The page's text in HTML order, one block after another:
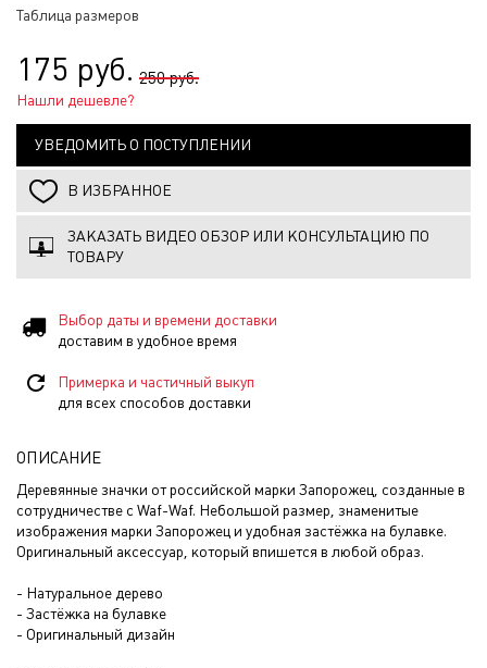
Таблица размеров
175 руб. 250 руб.
Нашли дешевле?
УВЕДОМИТЬ О ПОСТУПЛЕНИИ
В ИЗБРАННОЕ
ЗАКАЗАТЬ ВИДЕО ОБЗОР ИЛИ КОНСУЛЬТАЦИЮ ПО
ТОВАРУ
Выбор даты и времени доставки
доставим в удобное время
Примерка и частичный выкуп
для всех способов доставки
ОПИСАНИЕ
Деревянные значки от российской марки Запорожец, созданные в
сотрудничестве с Waf-Waf. Небольшой размер, знаменитые
изображения марки Запорожец и удобная застёжка на булавке.
Оригинальный аксессуар, который впишется в любой образ.
- Натуральное дерево
- Застёжка на булавке
- Оригинальный дизайн